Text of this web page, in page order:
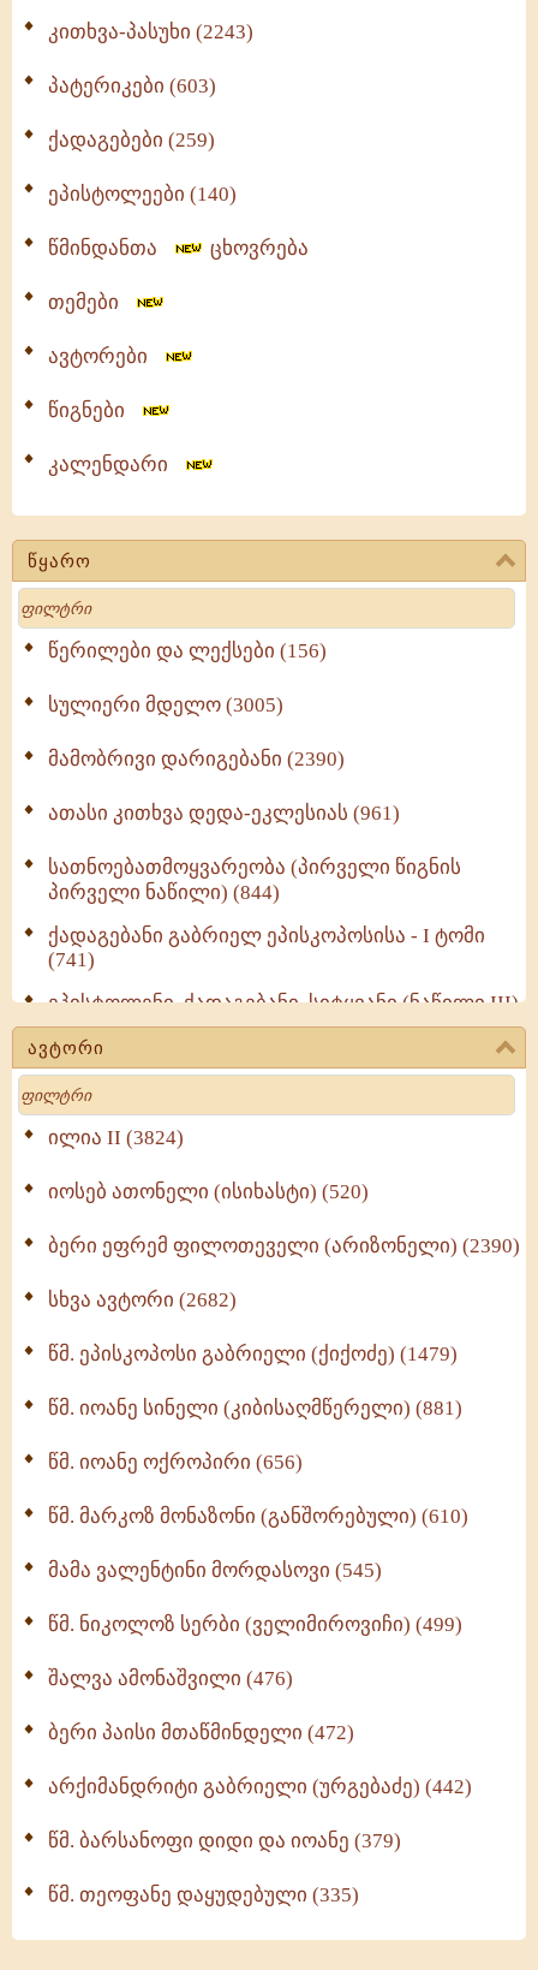
კითხვა-პასუხი (2243)
პატერიკები (603)
ქადაგებები (259)
ეპისტოლეები (140)
წმინდანთა ცხოვრება
თემები
ავტორები
წიგნები
კალენდარი
წყარო
Search
წერილები და ლექსები (156)
სულიერი მდელო (3005)
მამობრივი დარიგებანი (2390)
ათასი კითხვა დედა-ეკლესიას (961)
სათნოებათმოყვარეობა (პირველი წიგნის
პირველი ნაწილი) (844)
ქადაგებანი გაბრიელ ეპისკოპოსისა - I ტომი
(741)
ეპისტოლენი, ქადაგებანი, სიტყვანი (ნაწილი III)
(723)
მოძღვრის ძალზე სასარგებლო რჩევები
მრევლისათვის (545)
Wisdomge (514)
ქადაგებანი გაბრიელ ეპისკოპოსისა - II ტომი
სულიერი ცხოვრების სახელმძღვანელო -
ნაწილი II (369)
ავტორი
Search
ილია II (3824)
იოსებ ათონელი (ისიხასტი) (520)
ბერი ეფრემ ფილოთეველი (არიზონელი) (2390)
სხვა ავტორი (2682)
წმ. ეპისკოპოსი გაბრიელი (ქიქოძე) (1479)
წმ. იოანე სინელი (კიბისაღმწერელი) (881)
წმ. იოანე ოქროპირი (656)
წმ. მარკოზ მონაზონი (განშორებული) (610)
მამა ვალენტინი მორდასოვი (545)
წმ. ნიკოლოზ სერბი (ველიმიროვიჩი) (499)
შალვა ამონაშვილი (476)
ბერი პაისი მთაწმინდელი (472)
არქიმანდრიტი გაბრიელი (ურგებაძე) (442)
წმ. ბარსანოფი დიდი და იოანე (379)
წმ. თეოფანე დაყუდებული (335)